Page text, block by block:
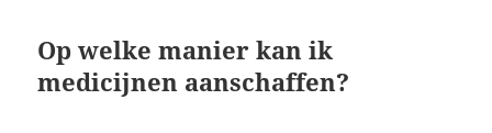
Op welke manier kan ik
medicijnen aanschaffen?